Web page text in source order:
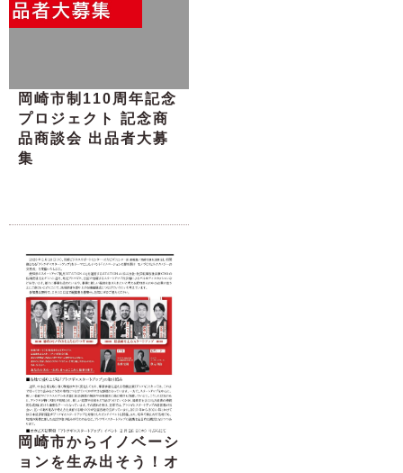
岡崎市制110周年記念
プロジェクト 記念商
品商談会 出品者大募
集
岡崎市からイノベーシ
ョンを生み出そう！オ